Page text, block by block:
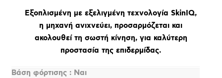
Εξοπλισμένη με εξελιγμένη τεχνολογία SkinIQ,
η μηχανή ανιχνεύει, προσαρμόζεται και
ακολουθεί τη σωστή κίνηση, για καλύτερη
προστασία της επιδερμίδας.
Βάση φόρτισης : Ναι